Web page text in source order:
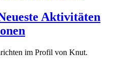
Aktivitäten
im Profil von Knut.